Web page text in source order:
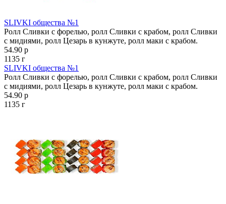
SLIVKI общества №1
Ролл Сливки с форелью, ролл Сливки с крабом, ролл Сливки
с мидиями, ролл Цезарь в кунжуте, ролл маки с крабом.
54.90 р
1135 г
SLIVKI общества №1
Ролл Сливки с форелью, ролл Сливки с крабом, ролл Сливки
с мидиями, ролл Цезарь в кунжуте, ролл маки с крабом.
54.90 р
1135 г